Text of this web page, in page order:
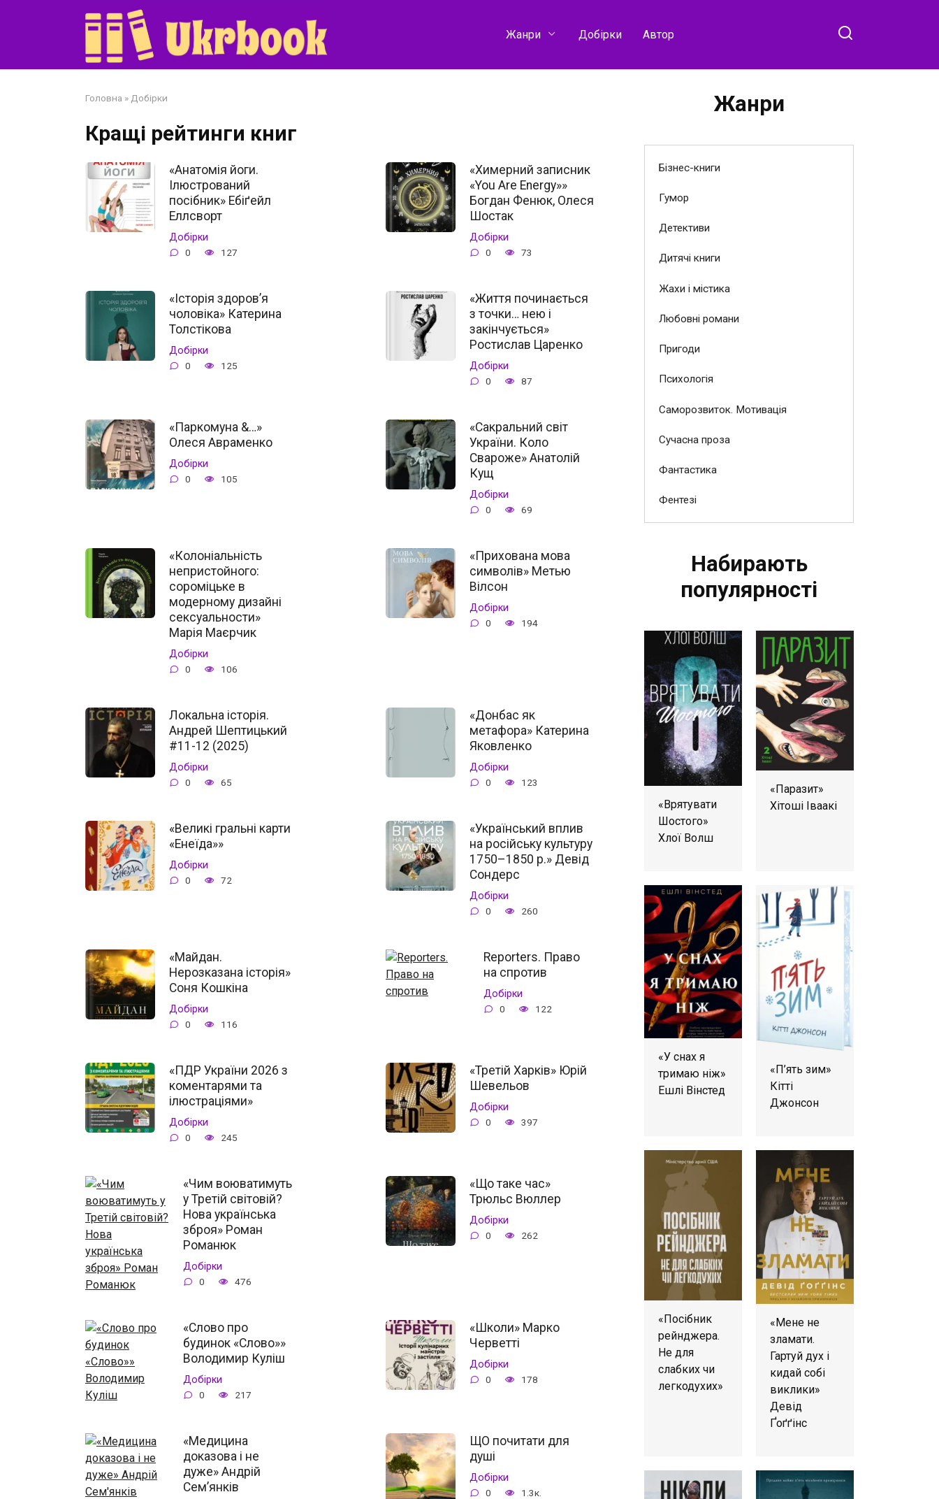
Жанри Добірки Автор
Головна » Добірки
Кращі рейтинги книг
«Анатомія йоги.
Ілюстрований
посібник» Ебіґейл
Еллсворт
Добірки
0 127
«Химерний записник
«You Are Energy»»
Богдан Фенюк, Олеся
Шостак
Добірки
0 73
«Історія здоров’я
чоловіка» Катерина
Толстікова
Добірки
0 125
«Життя починається
з точки… нею і
закінчується»
Ростислав Царенко
Добірки
0 87
«Паркомуна &…»
Олеся Авраменко
Добірки
0 105
«Сакральний світ
України. Коло
Свароже» Анатолій
Кущ
Добірки
0 69
«Колоніальність
непристойного:
сороміцьке в
модерному дизайні
сексуальности»
Марія Маєрчик
Добірки
0 106
«Прихована мова
символів» Метью
Вілсон
Добірки
0 194
Локальна історія.
Андрей Шептицький
#11-12 (2025)
Добірки
0 65
«Донбас як
метафора» Катерина
Яковленко
Добірки
0 123
«Великі гральні карти
«Енеїда»»
Добірки
0 72
«Український вплив
на російську культуру
1750–1850 р.» Девід
Сондерс
Добірки
0 260
«Майдан.
Нерозказана історія»
Соня Кошкіна
Добірки
0 116
Reporters. Право
на спротив
Добірки
0 122
«ПДР України 2026 з
коментарями та
ілюстраціями»
Добірки
0 245
«Третій Харків» Юрій
Шевельов
Добірки
0 397
«Чим воюватимуть
у Третій світовій?
Нова українська
зброя» Роман
Романюк
Добірки
0 476
«Що таке час»
Трюльс Вюллер
Добірки
0 262
«Слово про
будинок «Слово»»
Володимир Куліш
Добірки
0 217
«Школи» Марко
Черветті
Добірки
0 178
«Медицина
доказова і не
дуже» Андрій
Сем’янків
ЩО почитати для
душі
Добірки
0 1.3к.
Жанри
Бізнес-книги
Гумор
Детективи
Дитячі книги
Жахи і містика
Любовні романи
Пригоди
Психологія
Саморозвиток. Мотивація
Сучасна проза
Фантастика
Фентезі
Набирають
популярності
«Врятувати
Шостого»
Хлої Волш
«Паразит»
Хітоші Іваакі
«У снах я
тримаю ніж»
Ешлі Вінстед
«П’ять зим»
Кітті
Джонсон
«Посібник
рейнджера.
Не для
слабких чи
легкодухих»
«Мене не
зламати.
Гартуй дух і
кидай собі
виклики»
Девід
Ґоґґінс